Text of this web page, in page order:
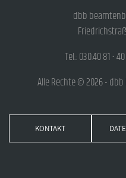
dbb
Tel.: 030.40 81 -
Alle Rechte © 2026 •
KONTAKT